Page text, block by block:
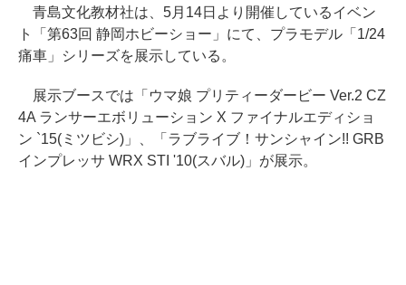
青島文化教材社は、5月14日より開催しているイベン
ト「第63回 静岡ホビーショー」にて、プラモデル「1/24
痛車」シリーズを展示している。
展示ブースでは「ウマ娘 プリティーダービー Ver.2 CZ
4A ランサーエボリューション X ファイナルエディショ
ン `15(ミツビシ)」、「ラブライブ！サンシャイン!! GRB
インプレッサ WRX STI '10(スバル)」が展示。